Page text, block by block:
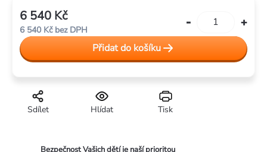
Tisk
Hlídat
Sdílet
6 540 Kč
6 540 Kč bez DPH
cena:
Přidat do košíku
Bezpečnost Vašich dětí je naší prioritou